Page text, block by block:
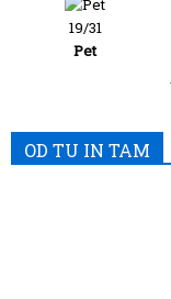
19/31
Pet
OD TU IN TAM